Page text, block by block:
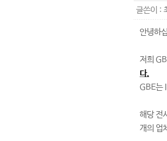
글쓴이 :
안녕하
저희
다.
GBE는
해당 전
개의 업